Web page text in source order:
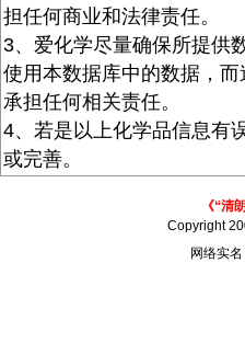
担任何商业和法律责任。
3、爱化学尽量确保所提供
使用本数据库中的数据，
承担任何相关责任。
4、若是以上化学品信息有
或完善。
《“清
Copyright
网络实名